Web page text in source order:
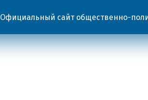
Официальный сайт общественно-